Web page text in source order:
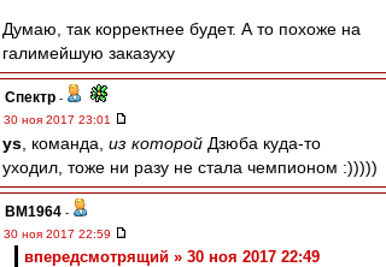
Думаю, так корректнее будет. А то похоже на
галимейшую заказуху
Спектр -
30 ноя 2017 23:01
ys , команда, из которой Дзюба куда-то
уходил, тоже ни разу не стала чемпионом :)))))
BM1964 -
30 ноя 2017 22:59
впередсмотрящий » 30 ноя 2017 22:49